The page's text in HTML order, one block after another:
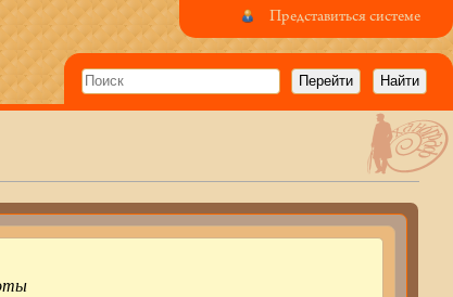
Представиться системе